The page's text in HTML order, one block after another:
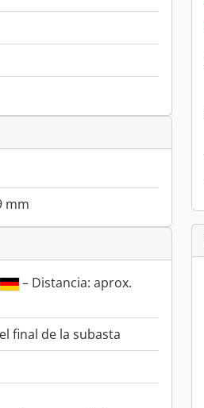
mm
– Distancia: aprox.
final de la subasta